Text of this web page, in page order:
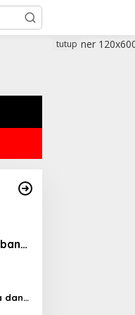
tutup
dan